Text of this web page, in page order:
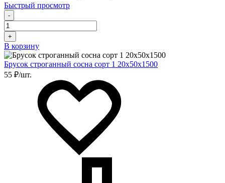
Быстрый просмотр
-
+
В корзину
Брусок строганный сосна сорт 1 20х50х1500
55 ₽/шт.